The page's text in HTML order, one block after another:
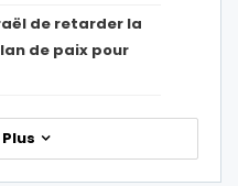
de retarder la
de paix pour